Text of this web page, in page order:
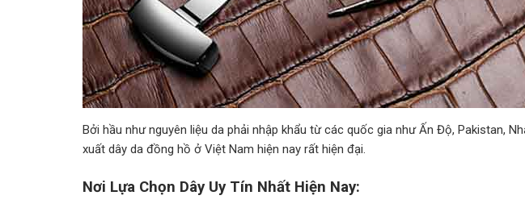
Bởi hầu như nguyên liệu da phải nhập khẩu từ các quốc gia như Ấn Độ, Pakistan,
xuất dây da đồng hồ ở Việt Nam hiện nay rất hiện đại.
Nơi Lựa Chọn Dây Uy Tín Nhất Hiện Nay: